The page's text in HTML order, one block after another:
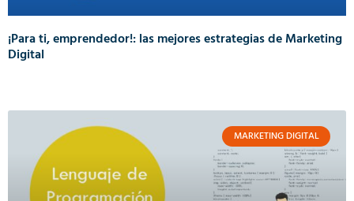
¡Para ti, emprendedor!: las mejores estrategias de Marketing
Digital
MARKETING DIGITAL